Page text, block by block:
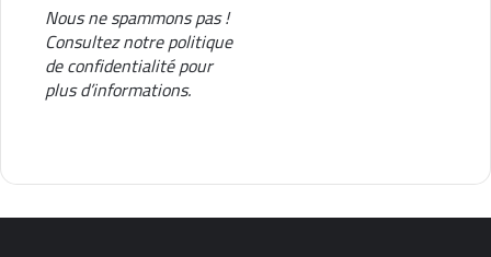
Nous ne spammons pas !
Consultez notrepolitique
de confidentialitépour
plus d’informations.